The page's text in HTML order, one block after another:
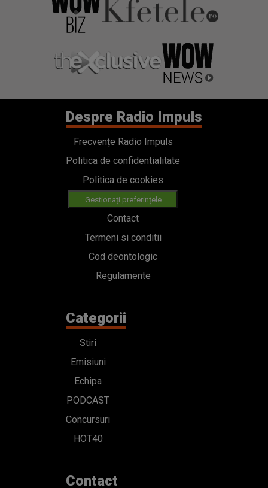
Despre Radio Impuls
Frecvențe Radio Impuls
Politica de confidentialitate
Politica de cookies
Gestionați preferințele
Contact
Termeni si conditii
Cod deontologic
Regulamente
Categorii
Stiri
Emisiuni
Echipa
PODCAST
Concursuri
HOT40
Contact